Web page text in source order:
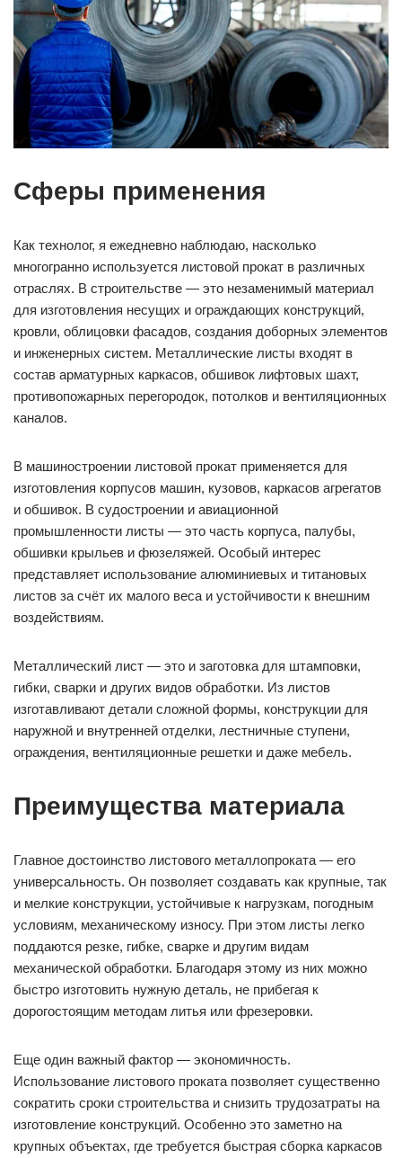
Сферы применения
Как технолог, я ежедневно наблюдаю, насколько
многогранно используется листовой прокат в различных
отраслях. В строительстве — это незаменимый материал
для изготовления несущих и ограждающих конструкций,
кровли, облицовки фасадов, создания доборных элементов
и инженерных систем. Металлические листы входят в
состав арматурных каркасов, обшивок лифтовых шахт,
противопожарных перегородок, потолков и вентиляционных
каналов.
В машиностроении листовой прокат применяется для
изготовления корпусов машин, кузовов, каркасов агрегатов
и обшивок. В судостроении и авиационной
промышленности листы — это часть корпуса, палубы,
обшивки крыльев и фюзеляжей. Особый интерес
представляет использование алюминиевых и титановых
листов за счёт их малого веса и устойчивости к внешним
воздействиям.
Металлический лист — это и заготовка для штамповки,
гибки, сварки и других видов обработки. Из листов
изготавливают детали сложной формы, конструкции для
наружной и внутренней отделки, лестничные ступени,
ограждения, вентиляционные решетки и даже мебель.
Преимущества материала
Главное достоинство листового металлопроката — его
универсальность. Он позволяет создавать как крупные, так
и мелкие конструкции, устойчивые к нагрузкам, погодным
условиям, механическому износу. При этом листы легко
поддаются резке, гибке, сварке и другим видам
механической обработки. Благодаря этому из них можно
быстро изготовить нужную деталь, не прибегая к
дорогостоящим методам литья или фрезеровки.
Еще один важный фактор — экономичность.
Использование листового проката позволяет существенно
сократить сроки строительства и снизить трудозатраты на
изготовление конструкций. Особенно это заметно на
крупных объектах, где требуется быстрая сборка каркасов